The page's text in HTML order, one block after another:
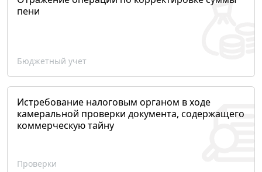
пени
Бюджетный учет
Истребование налоговым органом в ходе
камеральной проверки документа, содержащего
коммерческую тайну
Проверки